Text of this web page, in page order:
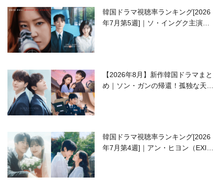
韓国ドラマ視聴率ランキング[2026
年7月第5週]｜ソ・イングク主演の
【2026年8月】新作韓国ドラマまと
め｜ソン・ガンの帰還！孤独な天才
韓国ドラマ視聴率ランキング[2026
年7月第4週]｜アン・ヒヨン（EXID